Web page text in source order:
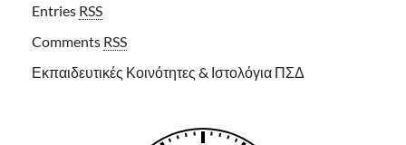
Entries RSS
Comments RSS
Εκπαιδευτικές Κοινότητες & Ιστολόγια ΠΣΔ